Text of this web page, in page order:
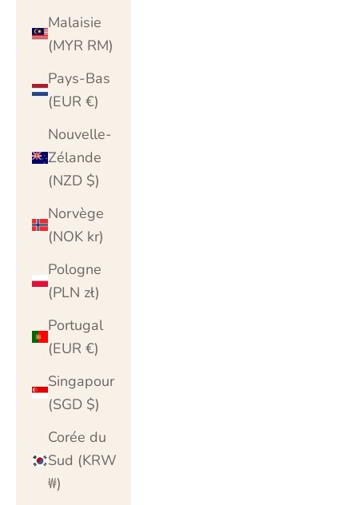
Malaisie
(MYR RM)
Pays-Bas
(EUR €)
Nouvelle-
Zélande
(NZD $)
Norvège
(NOK kr)
Pologne
(PLN zł)
Portugal
(EUR €)
Singapour
(SGD $)
Corée du
Sud (KRW
₩)